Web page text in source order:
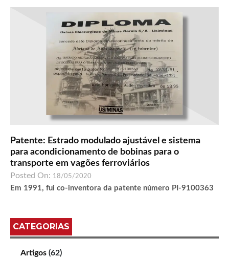
Patente: Estrado modulado ajustável e sistema
para acondicionamento de bobinas para o
transporte em vagões ferroviários
Posted On: 18/05/2020
Em 1991, fui co-inventora da patente número PI-9100363
CATEGORIAS
Artigos (62)